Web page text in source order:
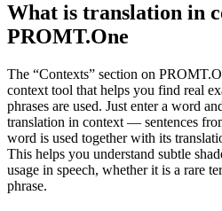
What is translation in
PROMT.One
The “Contexts” section on
context tool that helps you find real
phrases are used. Just enter a word
translation in context — sentences
word is used together with its
This helps you understand subtle
usage in speech, whether it is a rare
phrase.